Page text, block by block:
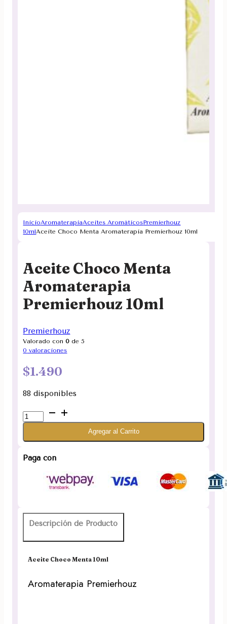
InicioAromaterapiaAceites AromáticosPremierhouz
10mlAceite Choco Menta Aromaterapia Premierhouz 10ml
Aceite Choco Menta
Aromaterapia
Premierhouz 10ml
Premierhouz
Valorado con0 de 5
0 valoraciones
$1.490
88 disponibles
Aceite
Choco
Premierhouz
cantidad
Agregar al Carrito
Paga con
Descripción de Producto
Aceite Choco Menta 10ml
Aromaterapia Premierhouz